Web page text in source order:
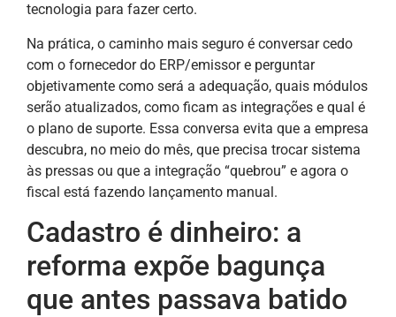
tecnologia para fazer certo.
Na prática, o caminho mais seguro é conversar cedo
com o fornecedor do ERP/emissor e perguntar
objetivamente como será a adequação, quais módulos
serão atualizados, como ficam as integrações e qual é
o plano de suporte. Essa conversa evita que a empresa
descubra, no meio do mês, que precisa trocar sistema
às pressas ou que a integração “quebrou” e agora o
fiscal está fazendo lançamento manual.
Cadastro é dinheiro: a
reforma expõe bagunça
que antes passava batido